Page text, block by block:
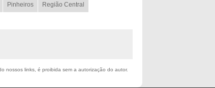
Pinheiros Região Central
nossos links, é proibida sem a autorização do autor.